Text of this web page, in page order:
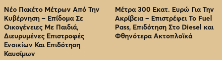
Νέο Πακέτο Μέτρων Από Την
Κυβέρνηση – Επίδομα Σε
Οικογένειες Με Παιδιά,
Διευρυμένες Επιστροφές
Ενοικίων Και Επιδότηση
Καυσίμων
Μέτρα 300 Εκατ. Ευρώ Για Την
Ακρίβεια – Επιστρέφει Το Fuel
Pass, Επιδότηση Στο Diesel και
Φθηνότερα Ακτοπλοϊκά